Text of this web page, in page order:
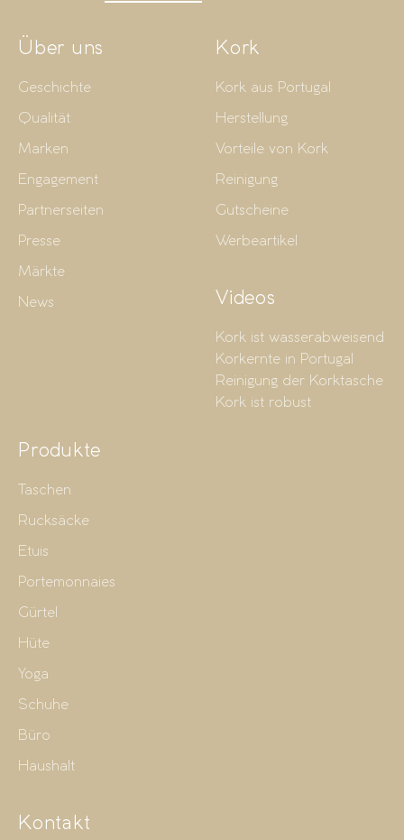
Über uns
Geschichte
Qualität
Marken
Engagement
Partnerseiten
Presse
Märkte
News
Kork
Kork aus Portugal
Herstellung
Vorteile von Kork
Reinigung
Gutscheine
Werbeartikel
Videos
Kork ist wasserabweisend
Korkernte in Portugal
Reinigung der Korktasche
Kork ist robust
Produkte
Taschen
Rucksäcke
Etuis
Portemonnaies
Gürtel
Hüte
Yoga
Schuhe
Büro
Haushalt
Kontakt